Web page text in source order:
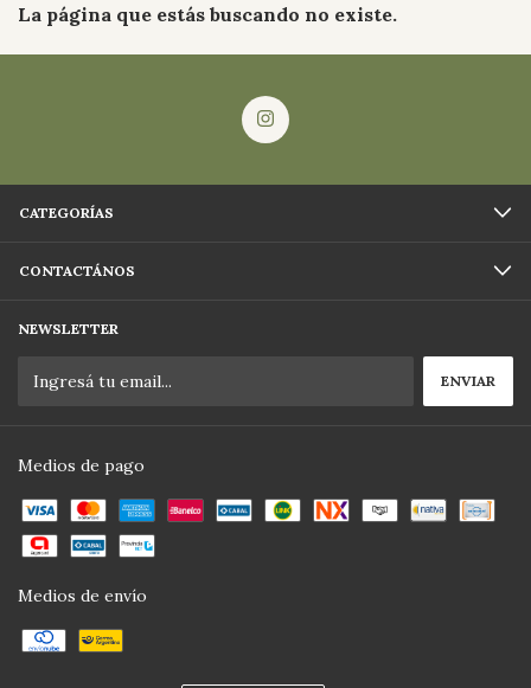
La página que estás buscando no existe.
CATEGORÍAS
CONTACTÁNOS
NEWSLETTER
Medios de pago
Medios de envío